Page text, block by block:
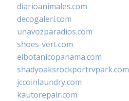
diarioanimales.com
decogaleri.com
unavozparadios.com
shoes-vert.com
elbotanicopanama.com
shadyoaksrockportrvpark.com
jccoinlaundry.com
kautorepair.com